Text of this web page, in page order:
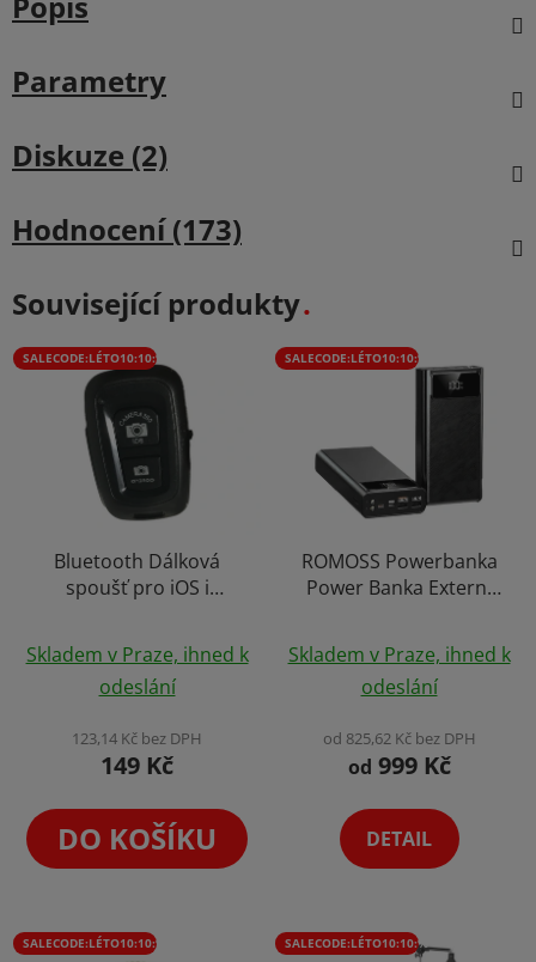
Parametry
Diskuze (2)
Hodnocení (173)
Související produkty
SALECODE:LÉTO10:10:%
Bluetooth Dálková
spoušť pro iOS i
hodnocení
produktu
je
4,2
5
hvězdiček.
Skladem v Praze, ihned k
odeslání
123,14 Kč bez DPH
149 Kč
DO KOŠÍKU
SALECODE:LÉTO10:10:%
ROMOSS Powerbanka
Power Banka Externí
hodnocení
produktu
je
4,2
5
hvězdiček.
Skladem v Praze, ihned k
odeslání
od 825,62 Kč bez DPH
od 999 Kč
DETAIL
SALECODE:LÉTO10:10:% SALECODE:LÉTO10:10:%